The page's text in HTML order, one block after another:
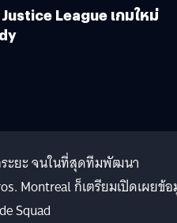
League เกมใหม่
ะยะ จนในที่สุดทีมพัฒนา
Montreal ก็เตรียมเปิดเผยข้
Squad